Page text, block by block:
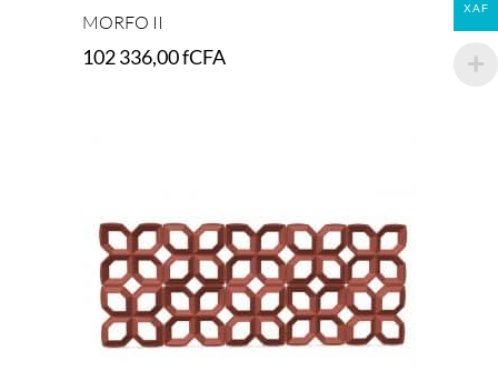
MORFO II
102 336,00fCFA
XAF